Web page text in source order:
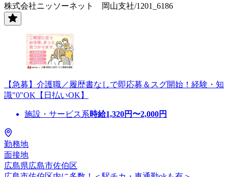
株式会社ニッソーネット 岡山支社/1201_6186
【急募】介護職／履歴書なしで即応募＆スグ開始！経験・知
識"0"OK【日払いOK】
施設・サービス系時給1,320円〜2,000円
勤務地
面接地
広島県広島市佐伯区